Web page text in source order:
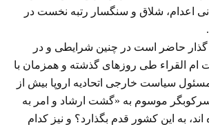
اعدام، شلاق و سنگسار رتبه نخست در
گذار حاضر است در چنین شرایطی و در
ام القراء طی روزهای گذشته و همزمان با
سیاست خارجی اتحادیه اروپا بیش از
سرکوبگر موسوم به «گشت ارشاد و امر به
به این کشور قدم بگذارد؟ و نیز کدام